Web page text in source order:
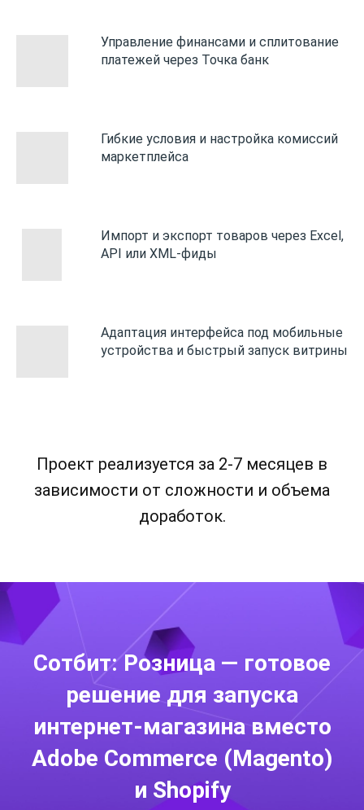
Управление финансами и сплитование
платежей через Точка банк
Гибкие условия и настройка комиссий
маркетплейса
Импорт и экспорт товаров через Excel,
API или XML-фиды
Адаптация интерфейса под мобильные
устройства и быстрый запуск витрины
Проект реализуется за 2-7 месяцев в
зависимости от сложности и объема
доработок.
Сотбит: Розница — готовое
решение для запуска
интернет-магазина вместо
Adobe Commerce (Magento)
и Shopify